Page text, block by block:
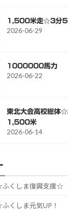
1,500米走☆3分
2026-06-29
1000000馬力
2026-06-22
東北大会高校総体
1,500米
2026-06-14
くしま復興支援☆
くしま元気UP！